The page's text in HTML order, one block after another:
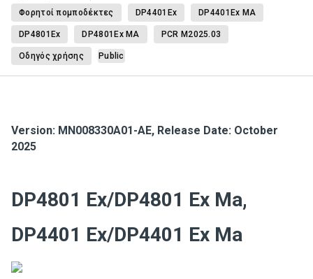
Φορητοί πομποδέκτες DP4401Ex DP4401Ex MA
DP4801Ex DP4801Ex MA PCR M2025.03
Οδηγός χρήσης Public
Version: MN008330A01-AE, Release Date: October
2025
DP4801 Ex/DP4801 Ex Ma,
DP4401 Ex/DP4401 Ex Ma